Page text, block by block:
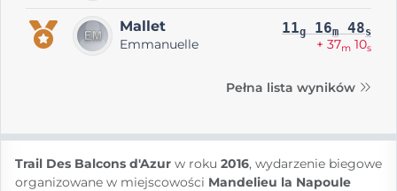
Mallet
Emmanuelle
11g 16m 48s
+ 37m 10s
Pełna lista wyników
Trail Des Balcons d'Azur w roku 2016, wydarzenie biegowe
organizowane w miejscowości Mandelieu la Napoule